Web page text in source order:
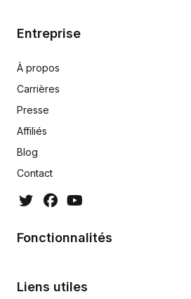
Entreprise
À propos
Carrières
Presse
Affiliés
Blog
Contact
Fonctionnalités
Liens utiles